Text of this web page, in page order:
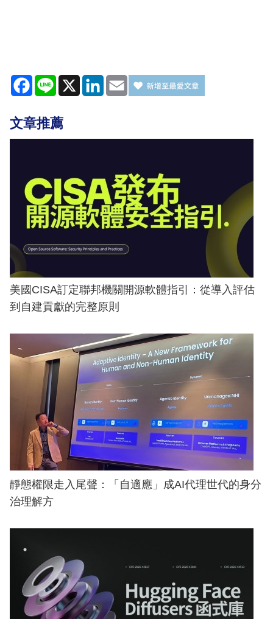
Facebook
Line X LinkedIn
Email
文章推薦
美國CISA訂定聯邦機關開源軟體指引：從導入評估
到自建貢獻的完整原則
靜態權限走入尾聲：「自適應」成AI代理世代的身分
治理解方